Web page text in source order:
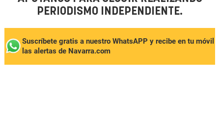
PERIODISMO INDEPENDIENTE.
Suscríbete gratis a nuestro WhatsAPP y recibe en tu móvil
las alertas de Navarra.com